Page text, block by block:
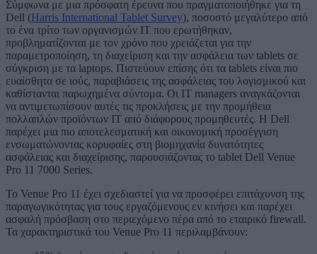
Σύμφωνα με μια πρόσφατη έρευνα που πραγματοποιήθηκε για τη
Dell (Harris International Tablet Survey), ποσοστό μεγαλύτερο από
το ένα τρίτο των οργανισμών ΙΤ που ερωτήθηκαν,
προβληματίζονται με τον χρόνο που χρειάζεται για την
παραμετροποίηση, τη διαχείριση και την ασφάλεια των tablets σε
σύγκριση με τα laptops. Πιστεύουν επίσης ότι τα tablets είναι πιο
ευαίσθητα σε ιούς, παραβιάσεις της ασφάλειας του λογισμικού και
καθίστανται παρωχημένα σύντομα. Οι IT managers αναγκάζονται
να αντιμετωπίσουν αυτές τις προκλήσεις με την προμήθεια
πολλαπλών προϊόντων ΙΤ από διάφορους προμηθευτές. Η Dell
παρέχει μια πιο αποτελεσματική και οικονομική προσέγγιση
ενσωματώνοντας κορυφαίες στη βιομηχανία δυνατότητες
ασφάλειας και διαχείρισης, παρουσιάζοντας το tablet Dell Venue
Pro 11 7000 Series.
To Venue Pro 11 έχει σχεδιαστεί για να προσφέρει επιτάχυνση της
παραγωγικότητας για τους εργαζόμενους εν κινήσει και παρέχει
ασφαλή πρόσβαση στο περιεχόμενο πέρα από το εταιρικό firewall.
Τα χαρακτηριστικά του Venue Pro 11 περιλαμβάνουν: